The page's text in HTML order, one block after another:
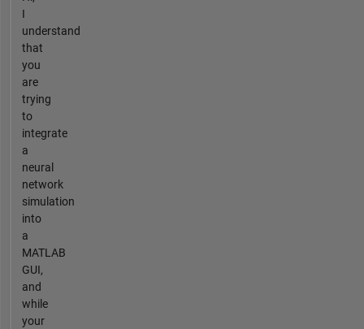
I
understand
that
you
are
trying
to
integrate
a
neural
network
simulation
into
a
MATLAB
GUI,
and
while
your